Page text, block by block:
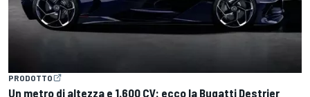
PRODOTTO
Un metro di altezza e 1.600 CV: ecco la Bugatti Destrier